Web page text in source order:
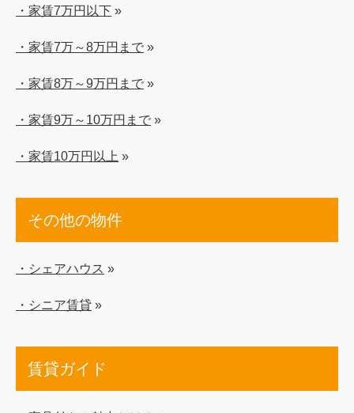
・家賃7万円以下 »
・家賃7万～8万円まで »
・家賃8万～9万円まで »
・家賃9万～10万円まで »
・家賃10万円以上 »
その他の物件
・シェアハウス »
・シニア賃貸 »
賃貸ガイド